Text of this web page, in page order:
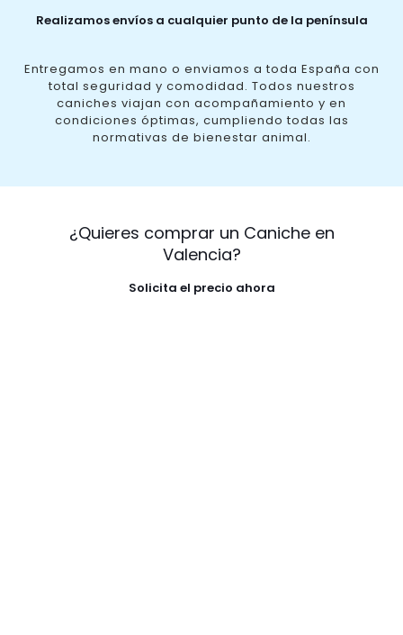
Realizamos envíos a cualquier punto de la península
Entregamos en mano o enviamos a toda España con
total seguridad y comodidad. Todos nuestros
caniches viajan con acompañamiento y en
condiciones óptimas, cumpliendo todas las
normativas de bienestar animal.
¿Quieres comprar un Caniche en
Valencia?
Solicita el precio ahora